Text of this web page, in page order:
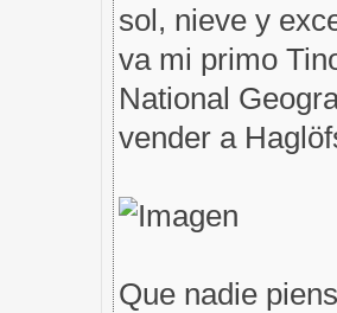
sol, nieve y
va mi primo
National
vender a
Que nadie